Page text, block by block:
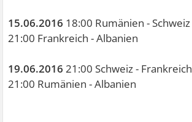
15.06.2016 18:00 Rumänien - Schweiz
21:00 Frankreich - Albanien
19.06.2016 21:00 Schweiz - Frankreich
21:00 Rumänien - Albanien